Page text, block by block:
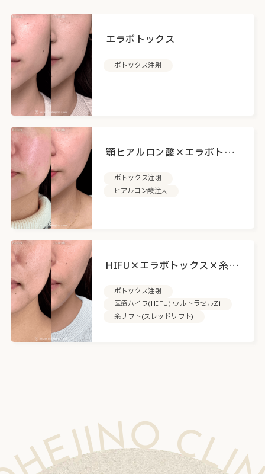
エラボトックス
ボトックス注射
顎ヒアルロン酸×エラボトッ
ボトックス注射
ヒアルロン酸注入
HIFU×エラボトックス×糸リ
ボトックス注射
医療ハイフ(HIFU) ウルトラセルZi
糸リフト(スレッドリフト)